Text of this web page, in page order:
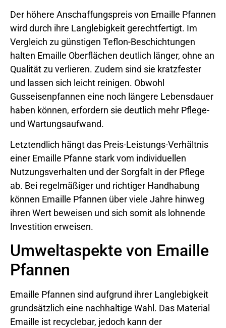
Der höhere Anschaffungspreis von Emaille Pfannen
wird durch ihre Langlebigkeit gerechtfertigt. Im
Vergleich zu günstigen Teflon-Beschichtungen
halten Emaille Oberflächen deutlich länger, ohne an
Qualität zu verlieren. Zudem sind sie kratzfester
und lassen sich leicht reinigen. Obwohl
Gusseisenpfannen eine noch längere Lebensdauer
haben können, erfordern sie deutlich mehr Pflege-
und Wartungsaufwand.
Letztendlich hängt das Preis-Leistungs-Verhältnis
einer Emaille Pfanne stark vom individuellen
Nutzungsverhalten und der Sorgfalt in der Pflege
ab. Bei regelmäßiger und richtiger Handhabung
können Emaille Pfannen über viele Jahre hinweg
ihren Wert beweisen und sich somit als lohnende
Investition erweisen.
Umweltaspekte von Emaille
Pfannen
Emaille Pfannen sind aufgrund ihrer Langlebigkeit
grundsätzlich eine nachhaltige Wahl. Das Material
Emaille ist recyclebar, jedoch kann der